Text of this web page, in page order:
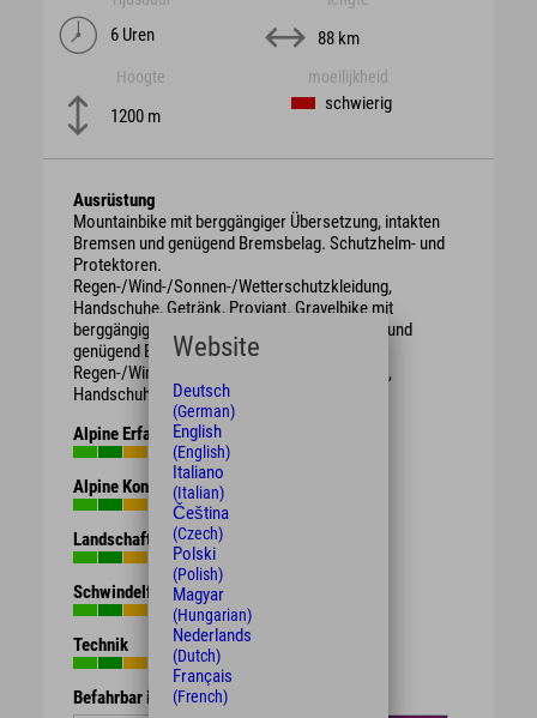
6 Uren 88 km
Hoogte
1200 m
moeilijkheid
schwierig
Ausrüstung
Mountainbike mit berggängiger Übersetzung, intakten
Bremsen und genügend Bremsbelag. Schutzhelm- und
Protektoren.
Regen-/Wind-/Sonnen-/Wetterschutzkleidung,
Handschuhe, Getränk, Proviant. Gravelbike mit
berggängiger Übersetzung, intakten Bremsen und
genügend Bremsbelag. Schutzhelm,
Regen-/Wind-/Sonnen-/Wetterschutzkleidung,
Handschuhe, Getränk, Proviant.
Alpine Erfahrung
Alpine Kondition
Landschaft
Schwindelfreiheit
Technik
Befahrbar in den Monaten
Website
Deutsch
(German)
English
(English)
Italiano
(Italian)
Čeština
(Czech)
Polski
(Polish)
Magyar
(Hungarian)
Nederlands
(Dutch)
Français
(French)